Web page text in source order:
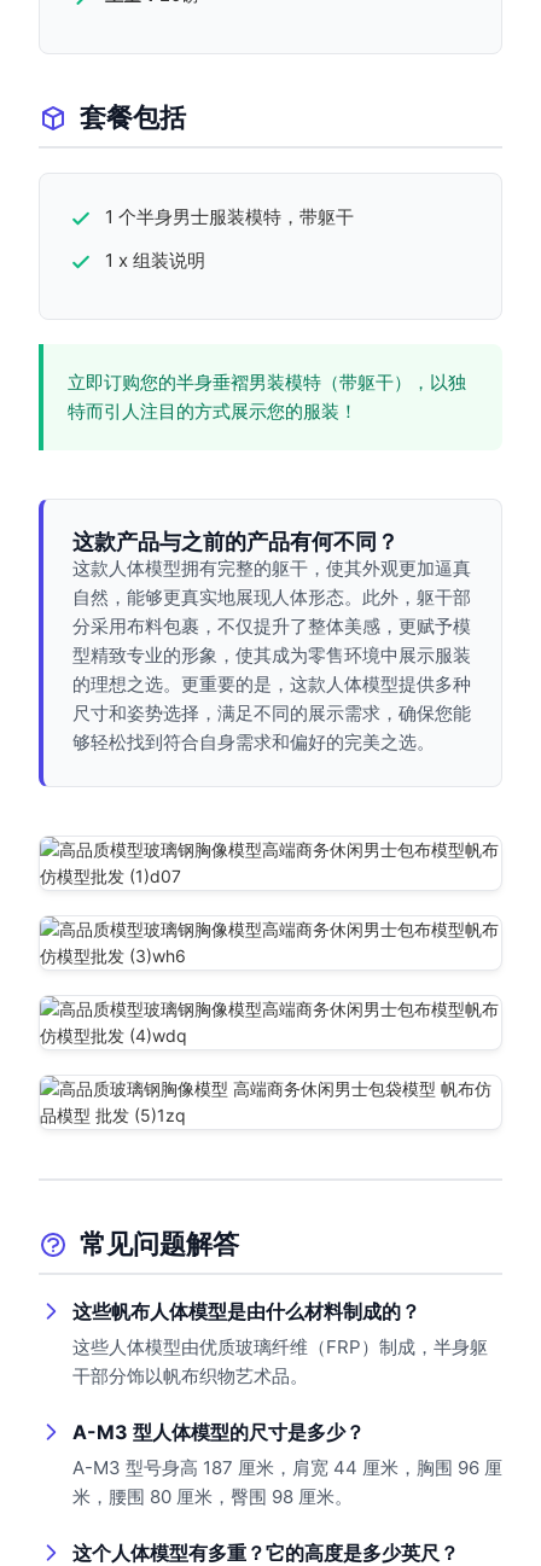
套餐包括
1 个半身男士服装模特，带躯干
1 x 组装说明
立即订购您的半身垂褶男装模特（带躯干），以独
特而引人注目的方式展示您的服装！
这款产品与之前的产品有何不同？
这款人体模型拥有完整的躯干，使其外观更加逼真
自然，能够更真实地展现人体形态。此外，躯干部
分采用布料包裹，不仅提升了整体美感，更赋予模
型精致专业的形象，使其成为零售环境中展示服装
的理想之选。更重要的是，这款人体模型提供多种
尺寸和姿势选择，满足不同的展示需求，确保您能
够轻松找到符合自身需求和偏好的完美之选。
常见问题解答
这些帆布人体模型是由什么材料制成的？
这些人体模型由优质玻璃纤维（FRP）制成，半身躯
干部分饰以帆布织物艺术品。
A-M3 型人体模型的尺寸是多少？
A-M3 型号身高 187 厘米，肩宽 44 厘米，胸围 96 厘
米，腰围 80 厘米，臀围 98 厘米。
这个人体模型有多重？它的高度是多少英尺？